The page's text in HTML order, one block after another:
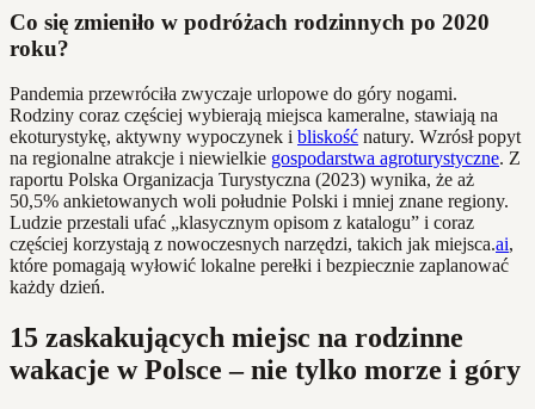
Co się zmieniło w podróżach rodzinnych po 2020
roku?
Pandemia przewróciła zwyczaje urlopowe do góry nogami.
Rodziny coraz częściej wybierają miejsca kameralne, stawiają na
ekoturystykę, aktywny wypoczynek i bliskość natury. Wzrósł popyt
na regionalne atrakcje i niewielkie gospodarstwa agroturystyczne. Z
raportu Polska Organizacja Turystyczna (2023) wynika, że aż
50,5% ankietowanych woli południe Polski i mniej znane regiony.
Ludzie przestali ufać „klasycznym opisom z katalogu” i coraz
częściej korzystają z nowoczesnych narzędzi, takich jak miejsca.ai,
które pomagają wyłowić lokalne perełki i bezpiecznie zaplanować
każdy dzień.
15 zaskakujących miejsc na rodzinne
wakacje w Polsce – nie tylko morze i góry